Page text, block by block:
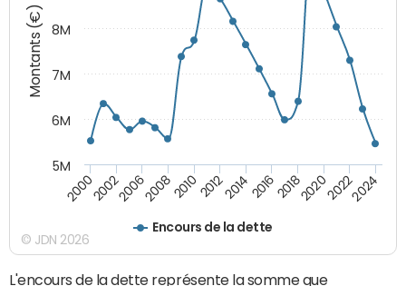
Montants (€)
Encours de la dette
200020022006200820102012201420162018202020222024
5M
6M
7M
8M
© JDN 2026
L'encours de la dette représente la somme que